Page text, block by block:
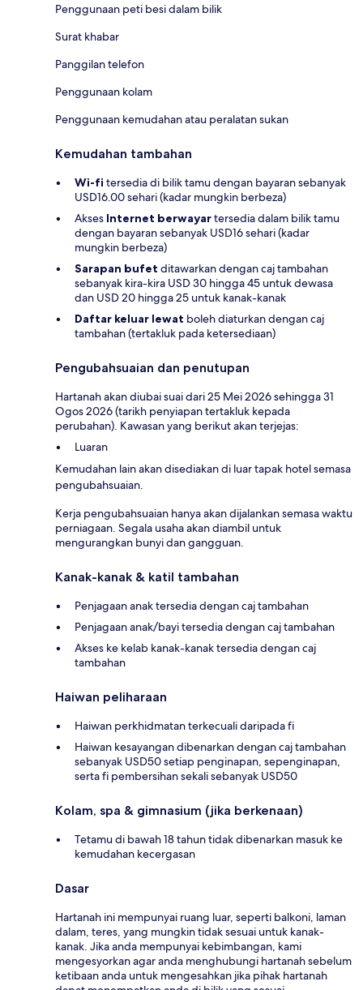
Penggunaan peti besi dalam bilik
Surat khabar
Panggilan telefon
Penggunaan kolam
Penggunaan kemudahan atau peralatan sukan
Kemudahan tambahan
Wi-fi tersedia di bilik tamu dengan bayaran sebanyak
USD16.00 sehari (kadar mungkin berbeza)
Akses Internet berwayartersedia dalam bilik tamu
dengan bayaran sebanyak USD16 sehari (kadar
mungkin berbeza)
Sarapan bufet ditawarkan dengan caj tambahan
sebanyak kira-kira USD 30 hingga 45 untuk dewasa
dan USD 20 hingga 25 untuk kanak-kanak
Daftar keluar lewat boleh diaturkan dengan caj
tambahan (tertakluk pada ketersediaan)
Pengubahsuaian dan penutupan
Hartanah akan diubai suai dari 25 Mei 2026 sehingga 31
Ogos 2026 (tarikh penyiapan tertakluk kepada
perubahan). Kawasan yang berikut akan terjejas:
Luaran
Kemudahan lain akan disediakan di luar tapak hotel semasa
pengubahsuaian.
Kerja pengubahsuaian hanya akan dijalankan semasa waktu
perniagaan. Segala usaha akan diambil untuk
mengurangkan bunyi dan gangguan.
Kanak-kanak & katil tambahan
Penjagaan anak tersedia dengan caj tambahan
Penjagaan anak/bayi tersedia dengan caj tambahan
Akses ke kelab kanak-kanak tersedia dengan caj
tambahan
Haiwan peliharaan
Haiwan perkhidmatan terkecuali daripada fi
Haiwan kesayangan dibenarkan dengan caj tambahan
sebanyak USD50 setiap penginapan, sepenginapan,
serta fi pembersihan sekali sebanyak USD50
Kolam, spa & gimnasium (jika berkenaan)
Tetamu di bawah 18 tahun tidak dibenarkan masuk ke
kemudahan kecergasan
Dasar
Hartanah ini mempunyai ruang luar, seperti balkoni, laman
dalam, teres, yang mungkin tidak sesuai untuk kanak-
kanak. Jika anda mempunyai kebimbangan, kami
mengesyorkan agar anda menghubungi hartanah sebelum
ketibaan anda untuk mengesahkan jika pihak hartanah